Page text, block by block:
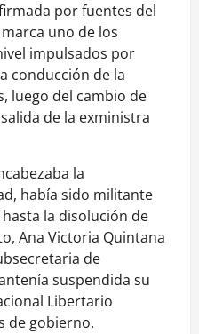
por fuentes del
uno de los
impulsados por
conducción de la
luego del cambio de
de la exministra
la
había sido militante
la disolución de
Ana Victoria Quintana
de
suspendida su
Libertario
de gobierno.